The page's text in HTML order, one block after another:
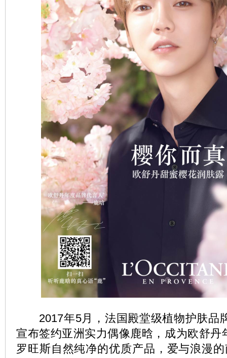
2017年5月，法国殿堂级植物护肤品牌
宣布签约亚洲实力偶像鹿晗，成为欧舒丹
罗旺斯自然纯净的优质产品，爱与浪漫